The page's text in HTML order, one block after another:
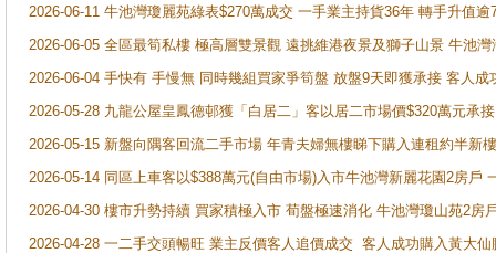
2026-06-11 牛池灣瓊麗苑綠表$270萬成交 一手業主持貨36年 轉手升值逾
2026-06-05 全區最筍私樓 極高層雙景觀 遠挑維港夜景及獅子山景 牛池
2026-06-04 手快有 手慢無 同時幾組買家爭筍盤 放盤9天即獲承接 客人
2026-05-28 九龍公屋皇鳳德邨獲「白居二」客以居二市場價$320萬元承接
2026-05-15 新盤向隅客回流二手市場 年青夫婦無樓睇下購入連租約半新
2026-05-14 同區上車客以$388萬元(自由市場)入市牛池灣新麗花園2房戶
2026-04-30 樓市升勢持續 買家積極入市 荀盤極速消化 牛池灣瓊山苑2房
2026-04-28 一二手交頭暢旺 業主反價客人追價成交 客人成功購入黃大